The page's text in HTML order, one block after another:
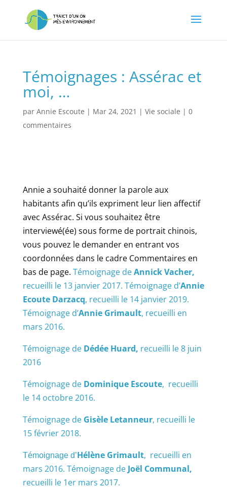
Témoignages : Assérac et
moi, …
par Annie Escoute | Mar 24, 2021 | Vie sociale | 0
commentaires
Annie a souhaité donner la parole aux
habitants afin qu’ils expriment leur lien affectif
avec Assérac. Si vous souhaitez être
interviewé(ée) sous forme de portrait chinois,
vous pouvez le demander en entrant vos
coordonnées dans le cadre Commentaires en
bas de page. Témoignage deAnnick Vacher,
recueilli le 13 janvier 2017. Témoignage d’Annie
Ecoute Darzacq, recueilli le 14 janvier 2019.
Témoignage d’Annie Grimault, recueilli en
mars 2016.
Témoignage deDédée Huard, recueilli le 8 juin
2016
Témoignage de Dominique Escoute, recueilli
le 14 octobre 2016.
Témoignage de Gisèle Letanneur, recueilli le
15 février 2018.
Témoignage d’Hélène Grimault, recueilli en
mars 2016. Témoignage de Joël Communal,
recueilli le 1er mars 2017.